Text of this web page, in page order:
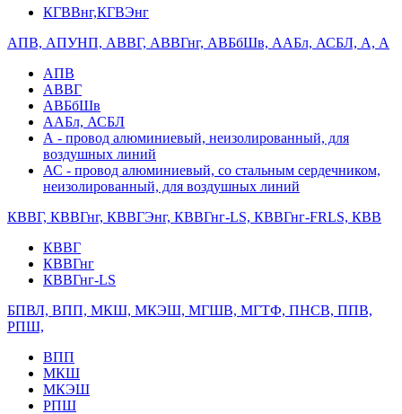
КГВВнг,КГВЭнг
АПВ, АПУНП, АВВГ, АВВГнг, АВБбШв, ААБл, АСБЛ, А, А
АПВ
АВВГ
АВБбШв
ААБл, АСБЛ
А - провод алюминиевый, неизолированный, для
воздушных линий
АС - провод алюминиевый, со стальным сердечником,
неизолированный, для воздушных линий
КВВГ, КВВГнг, КВВГЭнг, КВВГнг-LS, КВВГнг-FRLS, КВВ
КВВГ
КВВГнг
КВВГнг-LS
БПВЛ, ВПП, МКШ, МКЭШ, МГШВ, МГТФ, ПНСВ, ППВ,
РПШ,
ВПП
МКШ
МКЭШ
РПШ